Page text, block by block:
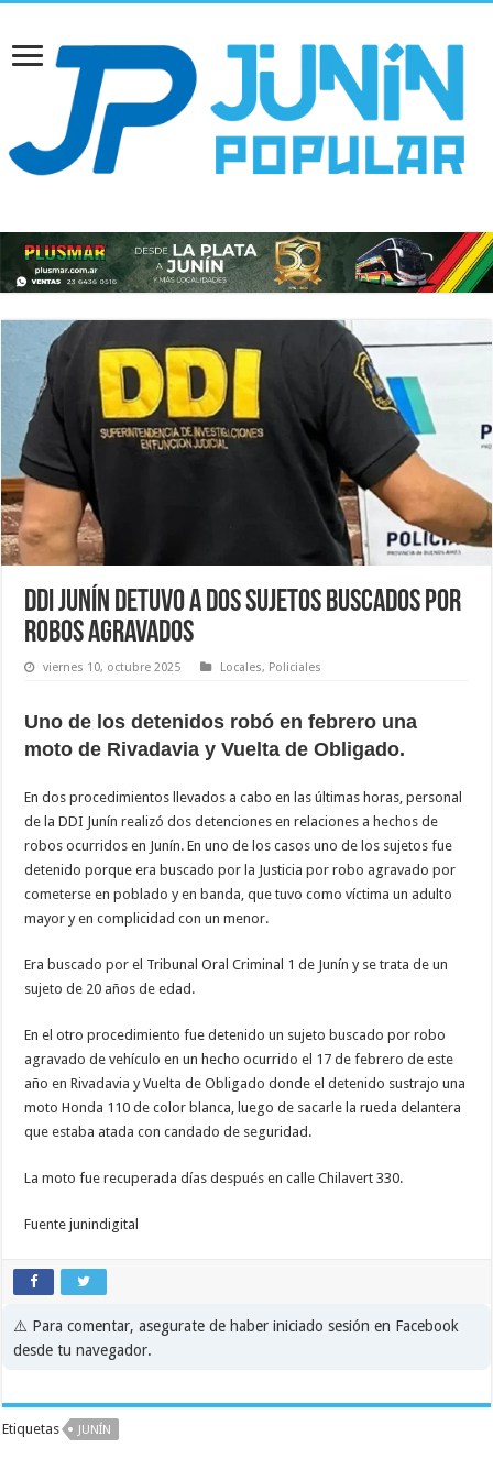
DDI Junín detuvo a dos sujetos buscados por
robos agravados
viernes 10, octubre 2025 Locales, Policiales
Uno de los detenidos robó en febrero una
moto de Rivadavia y Vuelta de Obligado.
En dos procedimientos llevados a cabo en las últimas horas, personal
de la DDI Junín realizó dos detenciones en relaciones a hechos de
robos ocurridos en Junín. En uno de los casos uno de los sujetos fue
detenido porque era buscado por la Justicia por robo agravado por
cometerse en poblado y en banda, que tuvo como víctima un adulto
mayor y en complicidad con un menor.
Era buscado por el Tribunal Oral Criminal 1 de Junín y se trata de un
sujeto de 20 años de edad.
En el otro procedimiento fue detenido un sujeto buscado por robo
agravado de vehículo en un hecho ocurrido el 17 de febrero de este
año en Rivadavia y Vuelta de Obligado donde el detenido sustrajo una
moto Honda 110 de color blanca, luego de sacarle la rueda delantera
que estaba atada con candado de seguridad.
La moto fue recuperada días después en calle Chilavert 330.
Fuente junindigital
⚠️ Para comentar, asegurate de haber iniciado sesión en Facebook
desde tu navegador.
Etiquetas JUNÍN